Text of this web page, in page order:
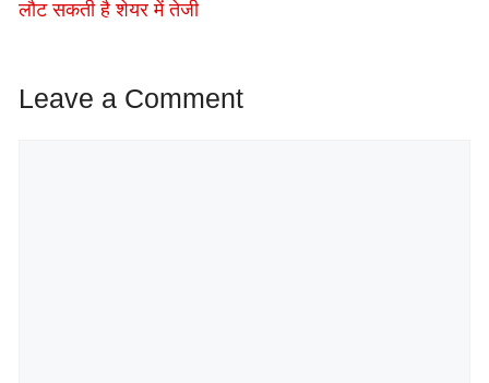
लौट सकती है शेयर में तेजी
Leave a Comment